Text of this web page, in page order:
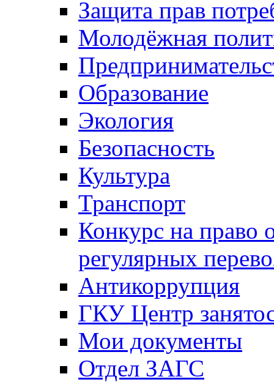
Защита прав
Молодёжная
Образование
Экология
Безопасность
Культура
Транспорт
Конкурс на право
регулярных
Антикоррупция
ГКУ Центр
Мои документы
Отдел ЗАГС